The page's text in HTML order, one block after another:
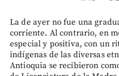
La de ayer no fue una
corriente. Al contrario, en
especial y positiva, con un
indígenas de las diversas
Antioquia se recibieron